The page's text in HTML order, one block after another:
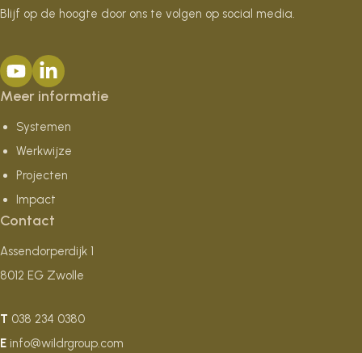
Blijf op de hoogte door ons te volgen op social media.
Meer informatie
Systemen
Werkwijze
Projecten
Impact
Contact
Assendorperdijk 1
8012 EG Zwolle
T 038 234 0380
E info@wildrgroup.com